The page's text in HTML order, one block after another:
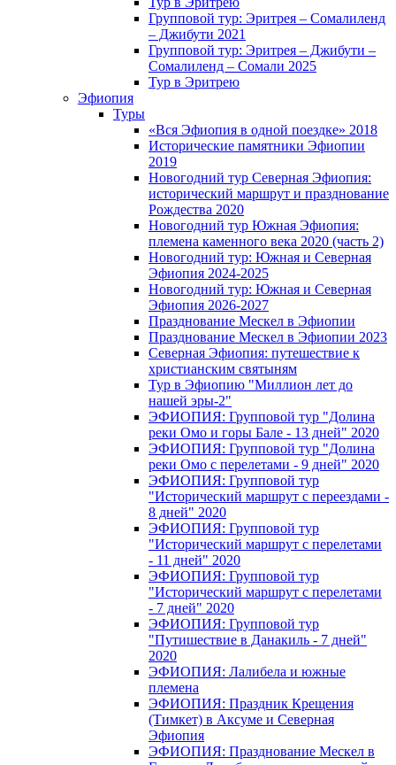
Групповой тур: Эритрея – Cомалиленд
– Джибути 2021
Групповой тур: Эритрея – Джибути –
Сомалиленд – Сомали 2025
Тур в Эритрею
Эфиопия
Туры
«Вся Эфиопия в одной поездке» 2018
Исторические памятники Эфиопии
2019
Новогодний тур Северная Эфиопия:
исторический маршрут и празднование
Рождества 2020
Новогодний тур Южная Эфиопия:
племена каменного века 2020 (часть 2)
Новогодний тур: Южная и Северная
Эфиопия 2024-2025
Новогодний тур: Южная и Северная
Эфиопия 2026-2027
Празднование Мескел в Эфиопии
Празднование Мескел в Эфиопии 2023
Северная Эфиопия: путешествие к
христианским святыням
Тур в Эфиопию "Миллион лет до
нашей эры-2"
ЭФИОПИЯ: Групповой тур "Долина
реки Омо и горы Бале - 13 дней" 2020
ЭФИОПИЯ: Групповой тур "Долина
реки Омо с перелетами - 9 дней" 2020
ЭФИОПИЯ: Групповой тур
"Исторический маршрут с переездами -
8 дней" 2020
ЭФИОПИЯ: Групповой тур
"Исторический маршрут с перелетами
- 11 дней" 2020
ЭФИОПИЯ: Групповой тур
"Исторический маршрут с перелетами
- 7 дней" 2020
ЭФИОПИЯ: Групповой тур
"Путишествие в Данакиль - 7 дней"
2020
ЭФИОПИЯ: Лалибела и южные
племена
ЭФИОПИЯ: Праздник Крещения
(Тимкет) в Аксуме и Северная
Эфиопия
ЭФИОПИЯ: Празднование Мескел в